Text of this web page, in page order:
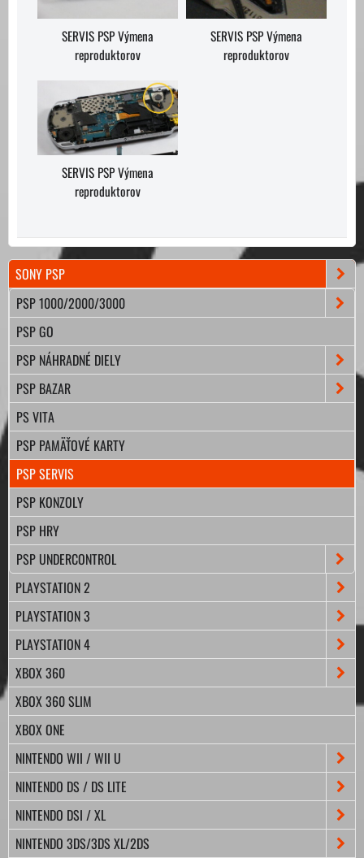
SERVIS PSP Výmena
reproduktorov
SERVIS PSP Výmena
reproduktorov
SERVIS PSP Výmena
reproduktorov
SONY PSP
PSP 1000/2000/3000
PSP GO
PSP NÁHRADNÉ DIELY
PSP BAZAR
PS VITA
PSP PAMÄŤOVÉ KARTY
PSP SERVIS
PSP KONZOLY
PSP HRY
PSP UNDERCONTROL
PLAYSTATION 2
PLAYSTATION 3
PLAYSTATION 4
XBOX 360
XBOX 360 SLIM
XBOX ONE
NINTENDO WII / WII U
NINTENDO DS / DS LITE
NINTENDO DSI / XL
NINTENDO 3DS/3DS XL/2DS